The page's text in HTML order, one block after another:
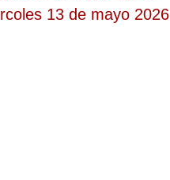
13 de mayo 2026